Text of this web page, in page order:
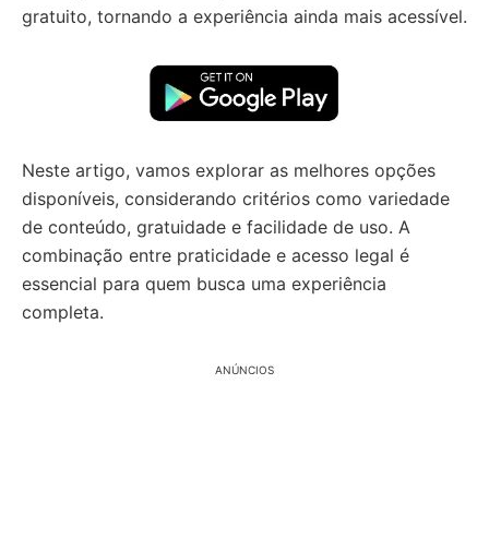
gratuito, tornando a experiência ainda mais acessível.
Neste artigo, vamos explorar as melhores opções
disponíveis, considerando critérios como variedade
de conteúdo, gratuidade e facilidade de uso. A
combinação entre praticidade e acesso legal é
essencial para quem busca uma experiência
completa.
ANÚNCIOS